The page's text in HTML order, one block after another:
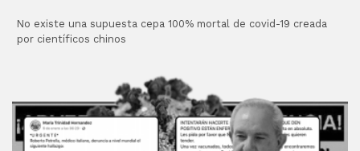
No existe una supuesta cepa 100% mortal de covid-19 creada
por científicos chinos